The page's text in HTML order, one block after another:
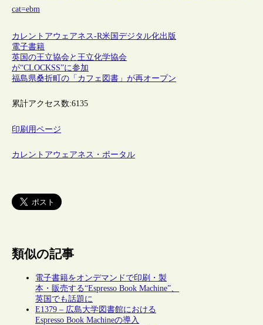
cat=ebm
カレントアウェアネス-R米国デジタル化出版
電子書籍
英国の王立協会と王立化学協会
が“CLOCKSS”に参加
福島県桑折町の「カフェ図書」が再オープン
累計アクセス数:6135
印刷用ページ
カレントアウェアネス・ポータル
類似の記事
電子書籍をオンデマンドで印刷・製
本・販売する“Espresso Book Machine”、
英国でも話題に
E1379 – 広島大学図書館における
Espresso Book Machineの導入